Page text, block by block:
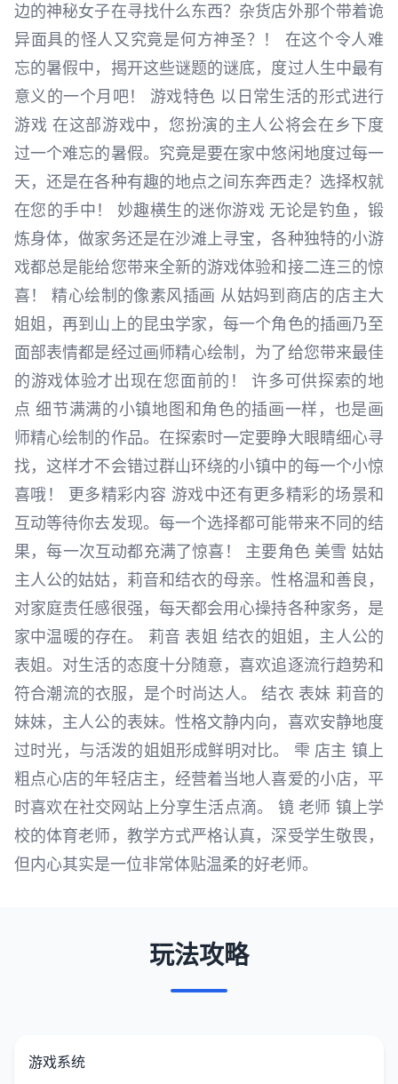
边的神秘女子在寻找什么东西？杂货店外那个带着诡
异面具的怪人又究竟是何方神圣？！ 在这个令人难
忘的暑假中，揭开这些谜题的谜底，度过人生中最有
意义的一个月吧！ 游戏特色 以日常生活的形式进行
游戏 在这部游戏中，您扮演的主人公将会在乡下度
过一个难忘的暑假。究竟是要在家中悠闲地度过每一
天，还是在各种有趣的地点之间东奔西走？选择权就
在您的手中！ 妙趣横生的迷你游戏 无论是钓鱼，锻
炼身体，做家务还是在沙滩上寻宝，各种独特的小游
戏都总是能给您带来全新的游戏体验和接二连三的惊
喜！ 精心绘制的像素风插画 从姑妈到商店的店主大
姐姐，再到山上的昆虫学家，每一个角色的插画乃至
面部表情都是经过画师精心绘制，为了给您带来最佳
的游戏体验才出现在您面前的！ 许多可供探索的地
点 细节满满的小镇地图和角色的插画一样，也是画
师精心绘制的作品。在探索时一定要睁大眼睛细心寻
找，这样才不会错过群山环绕的小镇中的每一个小惊
喜哦！ 更多精彩内容 游戏中还有更多精彩的场景和
互动等待你去发现。每一个选择都可能带来不同的结
果，每一次互动都充满了惊喜！ 主要角色 美雪 姑姑
主人公的姑姑，莉音和结衣的母亲。性格温和善良，
对家庭责任感很强，每天都会用心操持各种家务，是
家中温暖的存在。 莉音 表姐 结衣的姐姐，主人公的
表姐。对生活的态度十分随意，喜欢追逐流行趋势和
符合潮流的衣服，是个时尚达人。 结衣 表妹 莉音的
妹妹，主人公的表妹。性格文静内向，喜欢安静地度
过时光，与活泼的姐姐形成鲜明对比。 雫 店主 镇上
粗点心店的年轻店主，经营着当地人喜爱的小店，平
时喜欢在社交网站上分享生活点滴。 镜 老师 镇上学
校的体育老师，教学方式严格认真，深受学生敬畏，
但内心其实是一位非常体贴温柔的好老师。
玩法攻略
游戏系统